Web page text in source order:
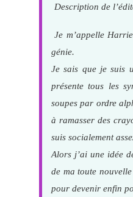
Description de
Je m’appelle
génie.
Je sais que je suis
présente tous les
soupes par ordre
à ramasser des
suis socialement
Alors j’ai une idée
de ma toute
pour devenir enfin